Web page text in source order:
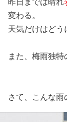
昨日までは晴れ
変わる。
天気だけはどう
また、梅雨独
さて、こんな雨